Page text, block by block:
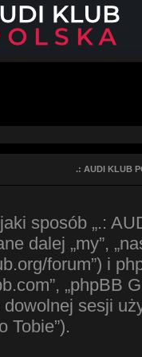
.: AUDI KLUB
sposób „.:
dalej „my”,
forum”) i
„phpBB
sesji
Tobie”).